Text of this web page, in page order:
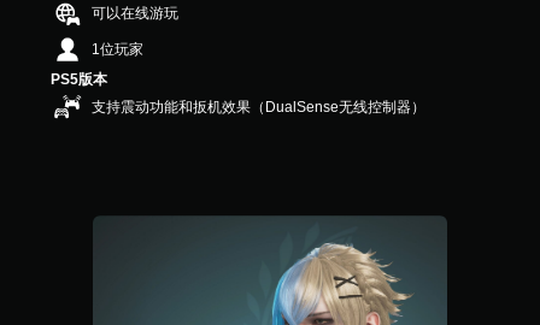
评
）
可以在线游玩
1位玩家
PS5版本
支持震动功能和扳机效果（DualSense无线控制器）